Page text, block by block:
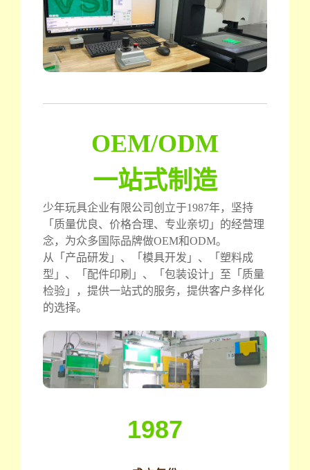
OEM/ODM
一站式制造
少年玩具企业有限公司创立于1987年，坚持
「质量优良、价格合理、专业亲切」的经营理
念，为众多国际品牌做OEM和ODM。
从「产品研发」、「模具开发」、「塑料成
型」、「配件印刷」、「包装设计」至「质量
检验」，提供一站式的服务，提供客户多样化
的选择。
1987